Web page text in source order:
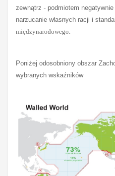
zewnątrz - podmiotem
narzucanie własnych racji i
międzynarodowego.
Poniżej odosobniony obszar
wybranych wskaźników